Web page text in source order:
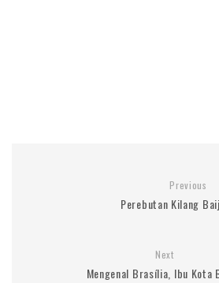
Previous
Perebutan Kilang
Next
Mengenal Brasília, Ibu Kota